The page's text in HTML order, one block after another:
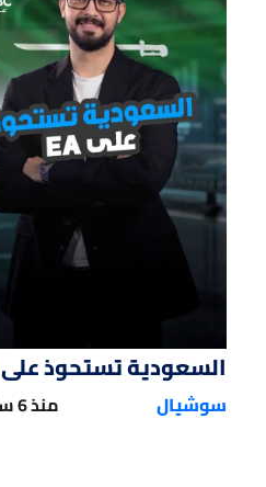
01:12
السعودية تستحوذ على EA
سوشيال منذ 6 ساعات